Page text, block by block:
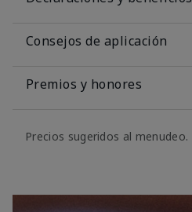
Consejos de aplicación
Premios y honores
Precios sugeridos al menudeo.